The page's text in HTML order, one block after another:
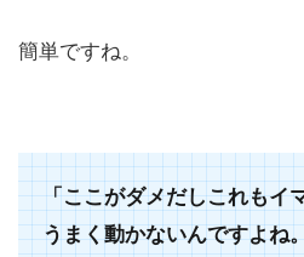
簡単ですね。
「ここがダメだしこれもイ
うまく動かないんですよね